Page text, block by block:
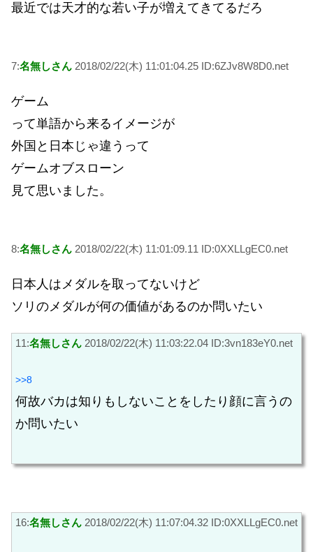
最近では天才的な若い子が増えてきてるだろ
7:名無しさん 2018/02/22(木) 11:01:04.25 ID:6ZJv8W8D0.net
ゲーム
って単語から来るイメージが
外国と日本じゃ違うって
ゲームオブスローン
見て思いました。
8:名無しさん 2018/02/22(木) 11:01:09.11 ID:0XXLLgEC0.net
日本人はメダルを取ってないけど
ソリのメダルが何の価値があるのか問いたい
11:名無しさん 2018/02/22(木) 11:03:22.04 ID:3vn183eY0.net
>>8
何故バカは知りもしないことをしたり顔に言うの
か問いたい
16:名無しさん 2018/02/22(木) 11:07:04.32 ID:0XXLLgEC0.net